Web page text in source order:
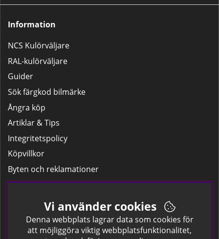
Information
NCS Kulörväljare
RAL-kulörväljare
Guider
Sök färgkod bilmärke
Ångra köp
Artiklar & Tips
Integritetspolicy
Köpvillkor
Byten och reklamationer
Leverans
Hitta färgkoden på bilen.
Företagskund
Vi använder cookies
Denna webbplats lagrar data som cookies för
att möjliggöra viktig webbplatsfunktionalitet,